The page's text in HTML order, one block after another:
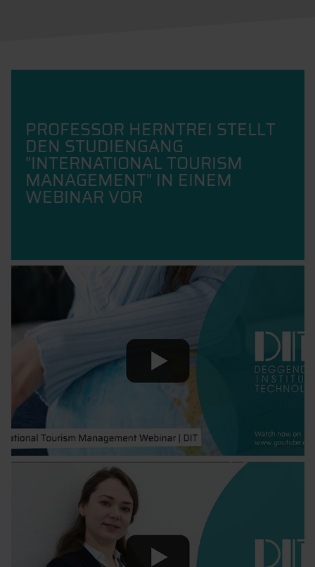
PROFESSOR HERNTREI STELLT
DEN STUDIENGANG
"INTERNATIONAL TOURISM
MANAGEMENT" IN EINEM
WEBINAR VOR